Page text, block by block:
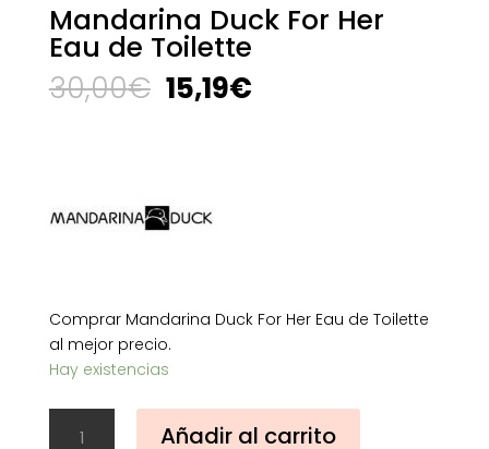
Mandarina Duck For Her
Eau de Toilette
30,00€ El
precio
15,19€El
Comprar Mandarina Duck For Her Eau de Toilette
al mejor precio.
Hay existencias
Añadir al carrito